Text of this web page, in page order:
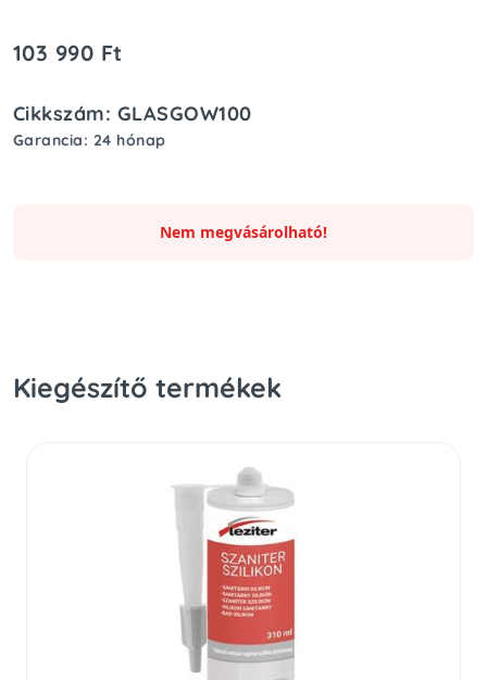
103 990 Ft
Cikkszám: GLASGOW100
Garancia: 24 hónap
Nem megvásárolható!
Kiegészítő termékek